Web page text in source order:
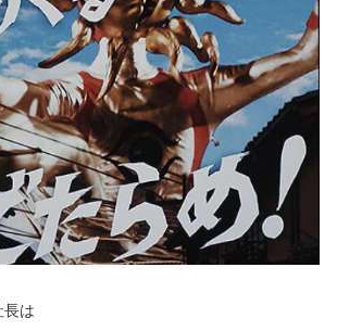
長は